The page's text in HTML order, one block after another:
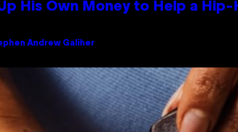
His Own Money to Help a
Andrew Galiher